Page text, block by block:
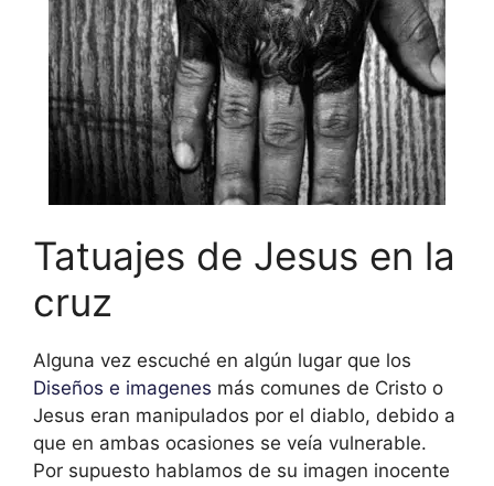
Tatuajes de Jesus en la
cruz
Alguna vez escuché en algún lugar que los
Diseños e imagenes más comunes de Cristo o
Jesus eran manipulados por el diablo, debido a
que en ambas ocasiones se veía vulnerable.
Por supuesto hablamos de su imagen inocente